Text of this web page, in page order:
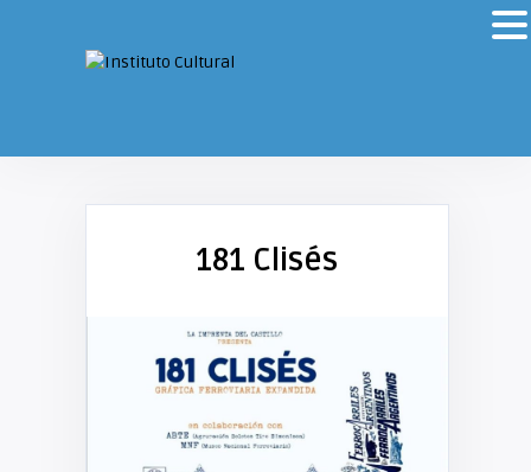
181 Clisés